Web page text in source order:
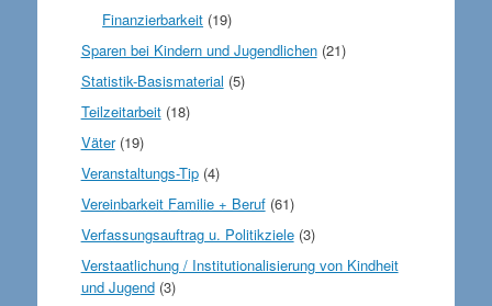
Finanzierbarkeit (19)
Sparen bei Kindern und Jugendlichen(21)
Statistik-Basismaterial (5)
Teilzeitarbeit(18)
Väter(19)
Veranstaltungs-Tip(4)
Vereinbarkeit Familie + Beruf(61)
Verfassungsauftrag u. Politikziele(3)
Verstaatlichung / Institutionalisierung von Kindheit
und Jugend(3)